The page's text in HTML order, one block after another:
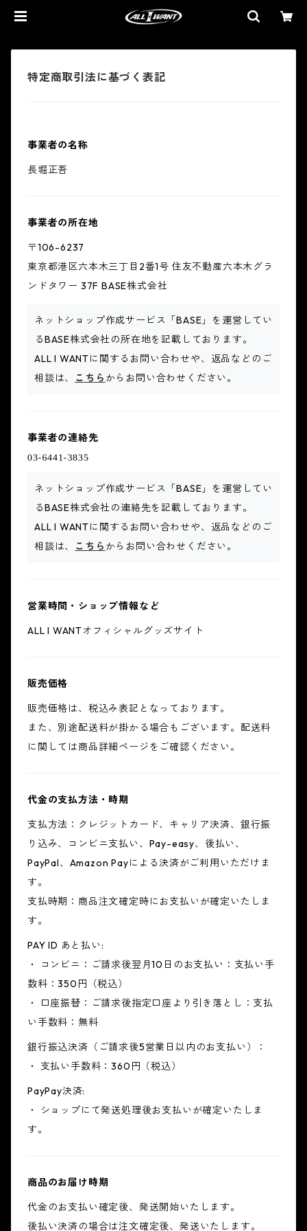
特定商取引法に基づく表記
事業者の名称
長堀正吾
事業者の所在地
〒106-6237
東京都港区六本木三丁目2番1号 住友不動産六本木グラ
ンドタワー 37F BASE株式会社
ネットショップ作成サービス「BASE」を運営してい
るBASE株式会社の所在地を記載しております。
ALL I WANTに関するお問い合わせや、返品などのご
相談は、 こちら からお問い合わせください。
事業者の連絡先
ネットショップ作成サービス「BASE」を運営してい
るBASE株式会社の連絡先を記載しております。
ALL I WANTに関するお問い合わせや、返品などのご
相談は、 こちら からお問い合わせください。
営業時間・ショップ情報など
ALL I WANTオフィシャルグッズサイト
販売価格
販売価格は、税込み表記となっております。
また、別途配送料が掛かる場合もございます。配送料
に関しては商品詳細ページをご確認ください。
代金の支払方法・時期
支払方法：クレジットカード、キャリア決済、銀行振
り込み、コンビニ支払い、Pay-easy、後払い、
PayPal、Amazon Payによる決済がご利用いただけま
す。
支払時期：商品注文確定時にお支払いが確定いたしま
す。
PAY ID あと払い:
・ コンビニ：ご請求後翌月10日のお支払い：支払い手
数料：350円（税込）
・ 口座振替：ご請求後指定口座より引き落とし：支払
い手数料：無料
銀行振込決済（ご請求後5営業日以内のお支払い）：
・ 支払い手数料：360円（税込）
PayPay決済:
・ ショップにて発送処理後お支払いが確定いたしま
す。
商品のお届け時期
代金のお支払い確定後、発送開始いたします。
後払い決済の場合は注文確定後、発送いたします。